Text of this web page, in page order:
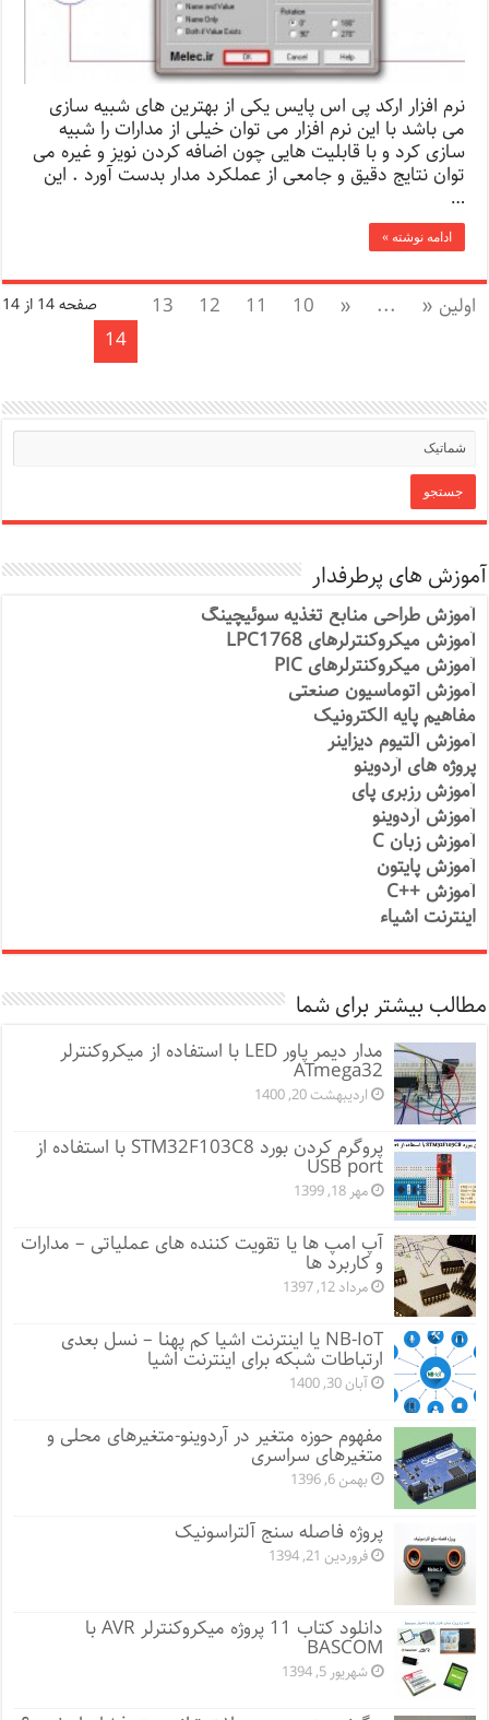
نرم افزار ارکد پی اس پایس یکی از بهترین های شبیه سازی
می باشد با این نرم افزار می توان خیلی از مدارات را شبیه
سازی کرد و با قابلیت هایی چون اضافه کردن نویز و غیره می
توان نتایج دقیق و جامعی از عملکرد مدار بدست آورد . این
…
ادامه نوشته »
صفحه 14 از 14 اولین « ...
«
10
11
12
13
14
آموزش های پرطرفدار
آموزش طراحی منابع تغذیه سوئیچینگ
آموزش میکروکنترلرهای LPC1768
آموزش میکروکنترلرهای PIC
آموزش اتوماسیون صنعتی
مفاهیم پایه الکترونیک
آموزش آلتیوم دیزاینر
پروژه های آردوینو
آموزش رزبری پای
آموزش آردوینو
آموزش زبان C
آموزش پایتون
آموزش ++C
اینترنت اشیاء
مطالب بیشتر برای شما
مدار دیمر پاور LED با استفاده از میکروکنترلر
ATmega32
اردیبهشت 20, 1400
پروگرم کردن بورد STM32F103C8 با استفاده از
USB port
مهر 18, 1399
آپ امپ ها یا تقویت کننده های عملیاتی – مدارات
و کاربرد ها
مرداد 12, 1397
NB-IoT یا اینترنت اشیا کم پهنا – نسل بعدی
ارتباطات شبکه برای اینترنت اشیا
آبان 30, 1400
مفهوم حوزه متغیر در آردوینو-متغیرهای محلی و
متغیرهای سراسری
بهمن 6, 1396
پروژه فاصله سنج آلتراسونیک
فروردین 21, 1394
دانلود کتاب 11 پروژه میکروکنترلر AVR با
BASCOM
شهریور 5, 1394